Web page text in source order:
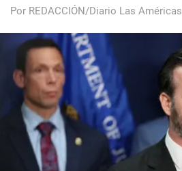
Por REDACCIÓN/Diario Las Américas